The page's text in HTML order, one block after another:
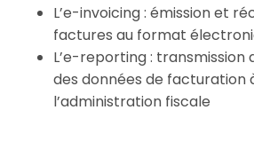
L’e-invoicing : émission et
factures au format
L’e-reporting : transmission
des données de facturation
l’administration fiscale